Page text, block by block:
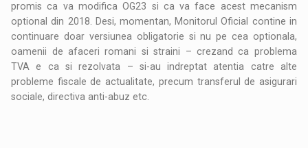
promis ca va modifica OG23 si ca va face acest mecanism
optional din 2018. Desi, momentan, Monitorul Oficial contine in
continuare doar versiunea obligatorie si nu pe cea optionala,
oamenii de afaceri romani si straini – crezand ca problema
TVA e ca si rezolvata – si-au indreptat atentia catre alte
probleme fiscale de actualitate, precum transferul de asigurari
sociale, directiva anti-abuz etc.